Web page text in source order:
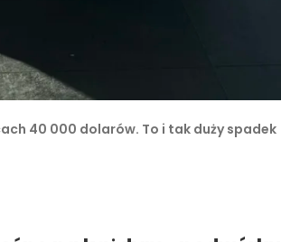
40 000 dolarów. To i tak duży spadek